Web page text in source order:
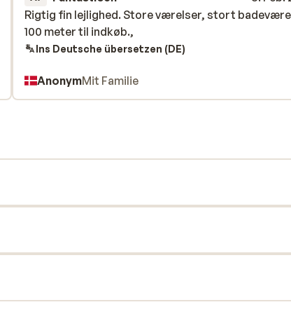
Rigtig fin lejlighed. Store værelser, stort
100 meter til indkøb.,
Rigtig fin lejlighed. Store værelser, stort
100 meter til indkøb.,
Ins Deutsche übersetzen (DE)
AnonymMit Familie